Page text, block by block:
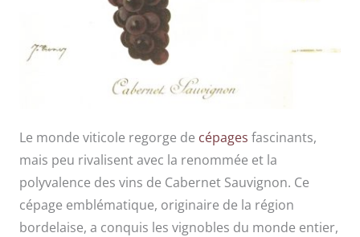
Le monde viticole regorge de cépages fascinants,
mais peu rivalisent avec la renommée et la
polyvalence des vins de Cabernet Sauvignon. Ce
cépage emblématique, originaire de la région
bordelaise, a conquis les vignobles du monde entier,